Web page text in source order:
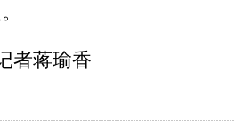
蒋瑜香